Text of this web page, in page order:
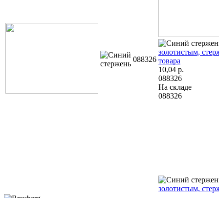
088326
золотистым,
товара
10,04 р.
088326
На складе
088326
золотистым,